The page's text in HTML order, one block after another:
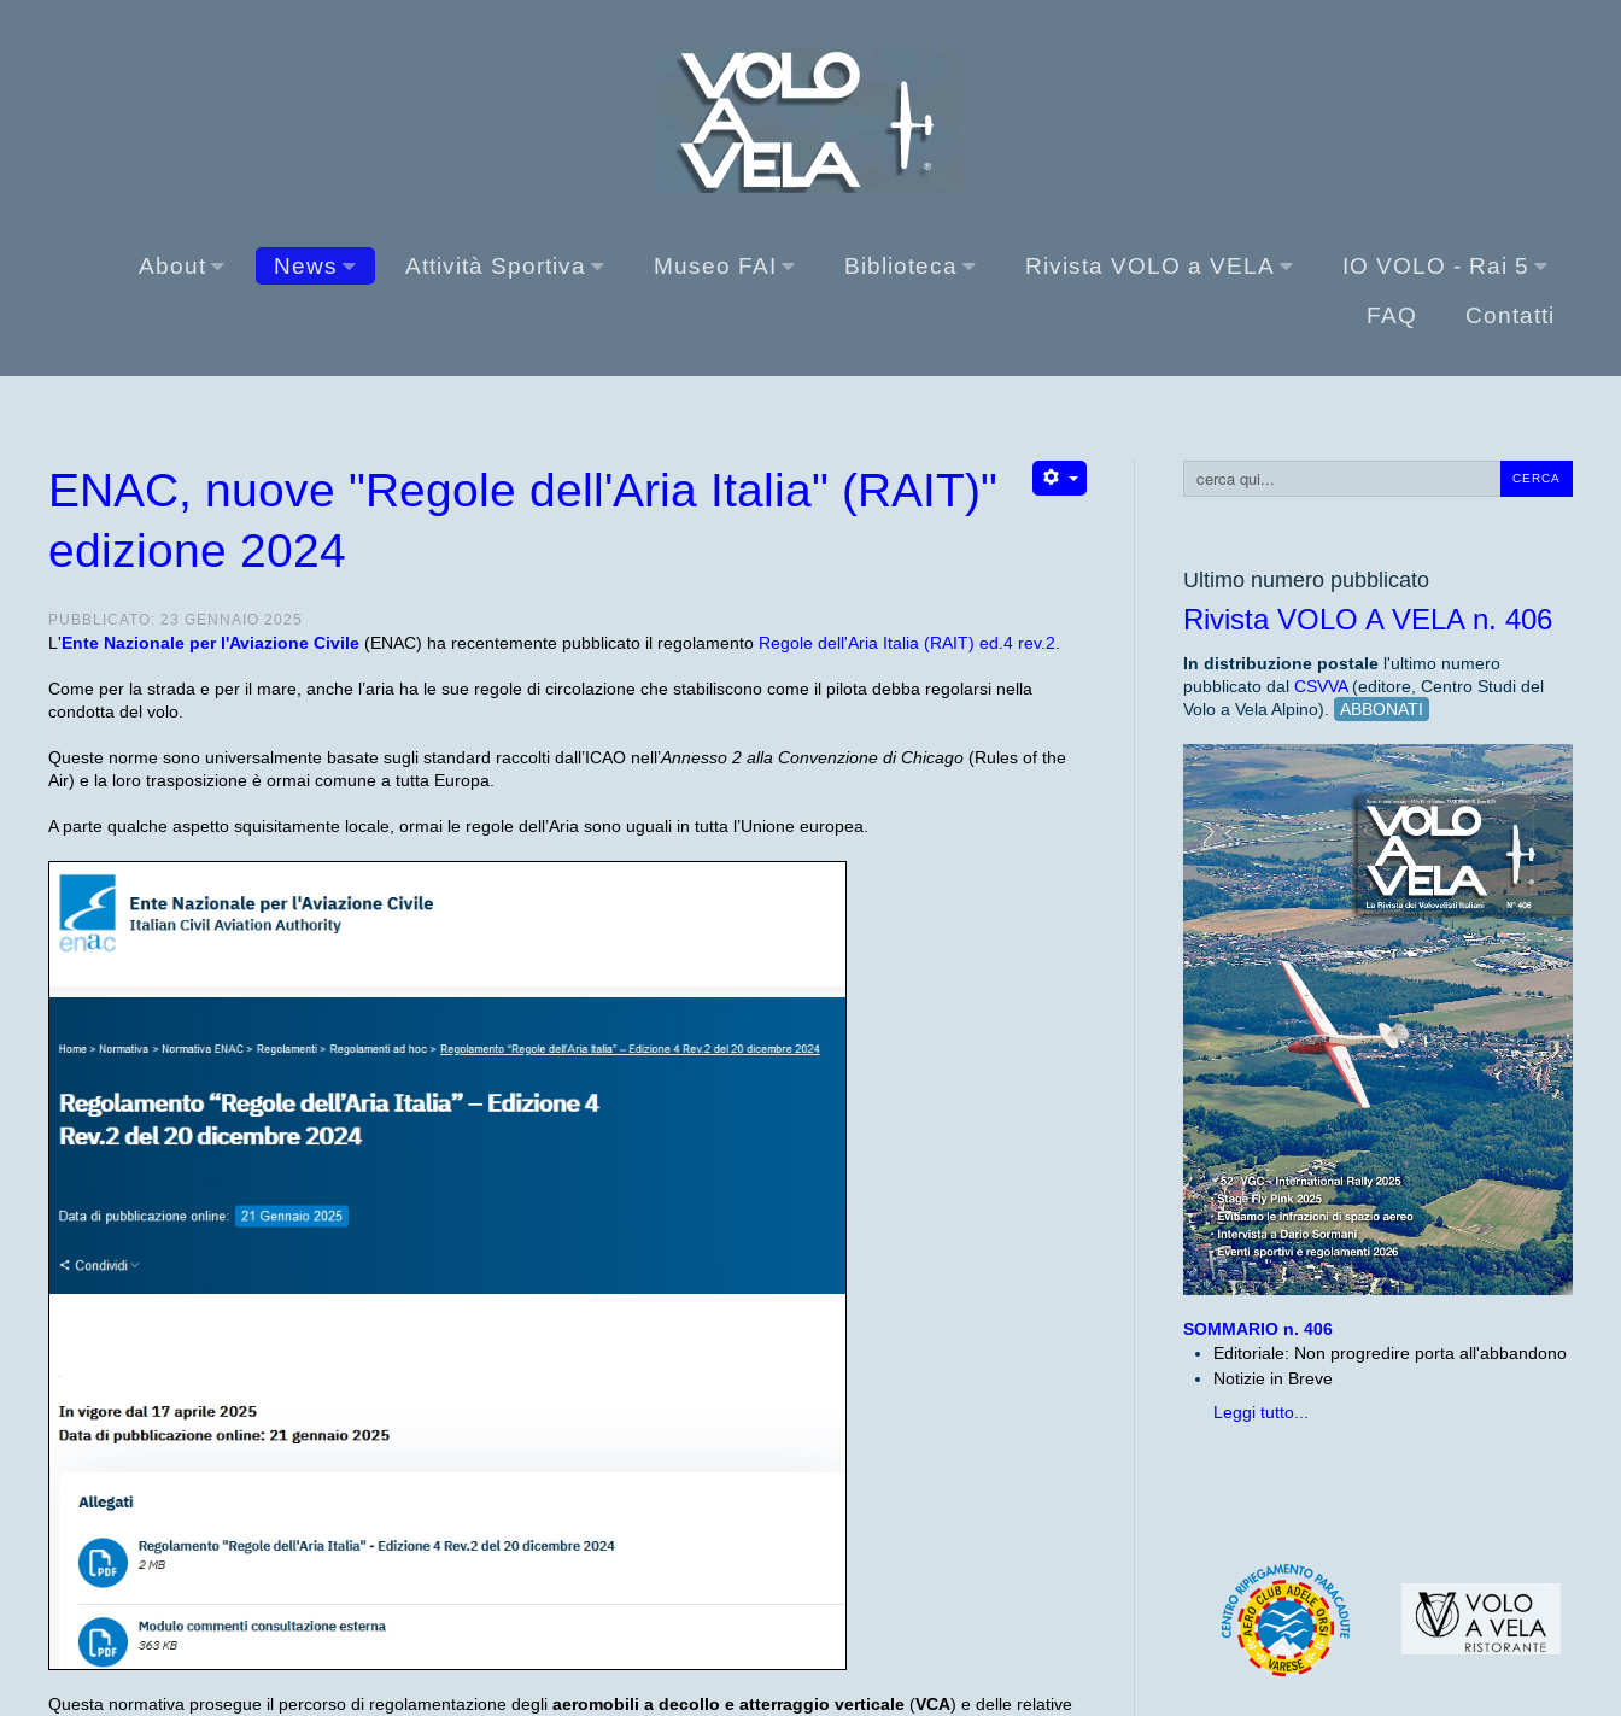
About News Attività Sportiva Museo FAI Biblioteca Rivista VOLO a VELA
IO VOLO - Rai 5
FAQ
Contatti
CERCA
Cerca...
Ultimo numero pubblicato
Rivista VOLO A VELA n. 406
In distribuzione postalel'ultimo numero
pubblicato dal CSVVA(editore, Centro Studi del
Volo a Vela Alpino).
ABBONATI
SOMMARIO n. 406
Editoriale: Non progredire porta all'abbandono
Notizie in Breve
Leggi tutto...
ENAC, nuove "Regole dell'Aria Italia" (RAIT)"
edizione 2024
PUBBLICATO: 23 GENNAIO 2025
L'Ente Nazionale per l'Aviazione Civile (ENAC) ha recentemente pubblicato il regolamento Regole dell'Aria Italia (RAIT) ed.4 rev.2
Come per la strada e per il mare, anche l’aria ha le sue regole di circolazione che stabiliscono come il pilota debba regolarsi nella
condotta del volo.
Queste norme sono universalmente basate sugli standard raccolti dall’ICAO nell’Annesso 2 alla Convenzione di Chicago (Rules of the
Air) e la loro trasposizione è ormai comune a tutta Europa.
A parte qualche aspetto squisitamente locale, ormai le regole dell’Aria sono uguali in tutta l’Unione europea.
Questa normativa prosegue il percorso di regolamentazione degli aeromobili a decollo e atterraggio verticale (VCA) e delle relative